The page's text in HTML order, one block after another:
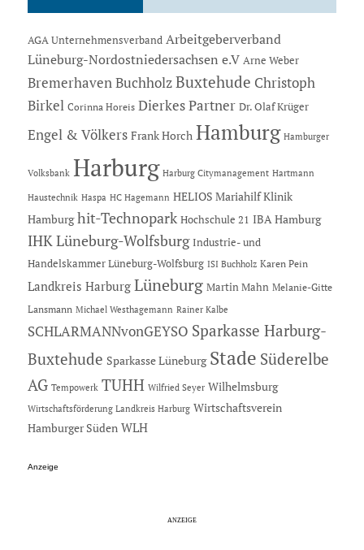
AGA Unternehmensverband Arbeitgeberverband
Lüneburg-Nordostniedersachsen e.V Arne Weber
Bremerhaven Buchholz Buxtehude Christoph
Birkel Corinna Horeis Dierkes Partner Dr. Olaf Krüger
Engel & Völkers Frank Horch Hamburg Hamburger
Volksbank Harburg Harburg Citymanagement Hartmann
Haustechnik Haspa HC Hagemann HELIOS Mariahilf Klinik
Hamburg hit-Technopark Hochschule 21 IBA Hamburg
IHK Lüneburg-Wolfsburg Industrie- und
Handelskammer Lüneburg-Wolfsburg ISI Buchholz Karen Pein
Landkreis Harburg Lüneburg Martin Mahn Melanie-Gitte
Lansmann Michael Westhagemann Rainer Kalbe
SCHLARMANNvonGEYSO Sparkasse Harburg-
Buxtehude Sparkasse Lüneburg Stade Süderelbe
AG Tempowerk TUHH Wilfried Seyer Wilhelmsburg
Wirtschaftsförderung Landkreis Harburg Wirtschaftsverein
Hamburger Süden WLH
Anzeige